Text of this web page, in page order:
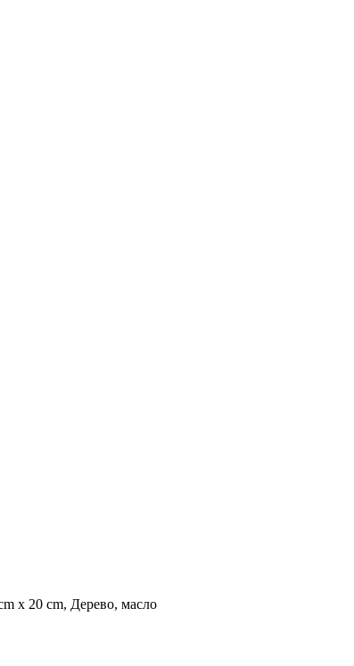
x 20 cm, Дерево, масло